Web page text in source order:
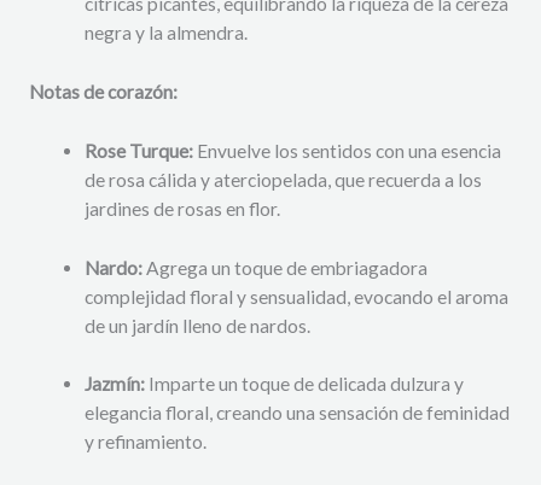
negra y la almendra.
Notas de corazón:
Rose Turque: Envuelve los sentidos con una esencia
de rosa cálida y aterciopelada, que recuerda a los
jardines de rosas en flor.
Nardo: Agrega un toque de embriagadora
complejidad floral y sensualidad, evocando el aroma
de un jardín lleno de nardos.
Jazmín: Imparte un toque de delicada dulzura y
elegancia floral, creando una sensación de feminidad
y refinamiento.